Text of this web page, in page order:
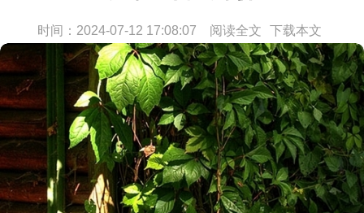
时间：2024-07-12 17:08:07 阅读全文 下载本文